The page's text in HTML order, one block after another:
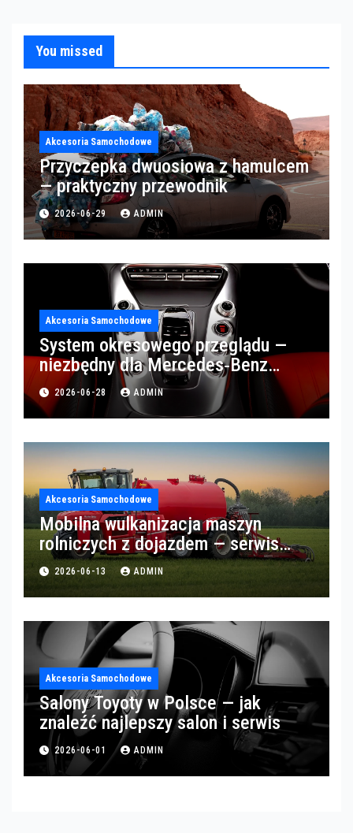
You missed
Akcesoria Samochodowe
Przyczepka dwuosiowa z hamulcem
— praktyczny przewodnik
2026-06-29 ADMIN
Akcesoria Samochodowe
System okresowego przeglądu —
niezbędny dla Mercedes‑Benz
Trucks w Poznaniu
2026-06-28 ADMIN
Akcesoria Samochodowe
Mobilna wulkanizacja maszyn
rolniczych z dojazdem — serwis
opon w okolicach Gorzowa
2026-06-13 ADMIN
Akcesoria Samochodowe
Salony Toyoty w Polsce — jak
znaleźć najlepszy salon i serwis
2026-06-01 ADMIN